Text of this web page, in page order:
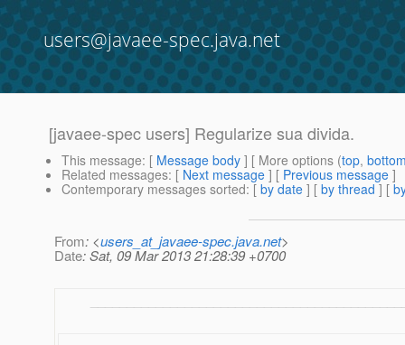
users@javaee-spec.java.net
[javaee-spec users] Regularize sua divida.
This message: [ Message body ] [ More options (top,
Related messages: [ Next message ] [ Previous message ]
Contemporary messages sorted: [ by date ] [ by thread ] [
From: <users_at_javaee-spec.java.net>
Date: Sat, 09 Mar 2013 21:28:39 +0700